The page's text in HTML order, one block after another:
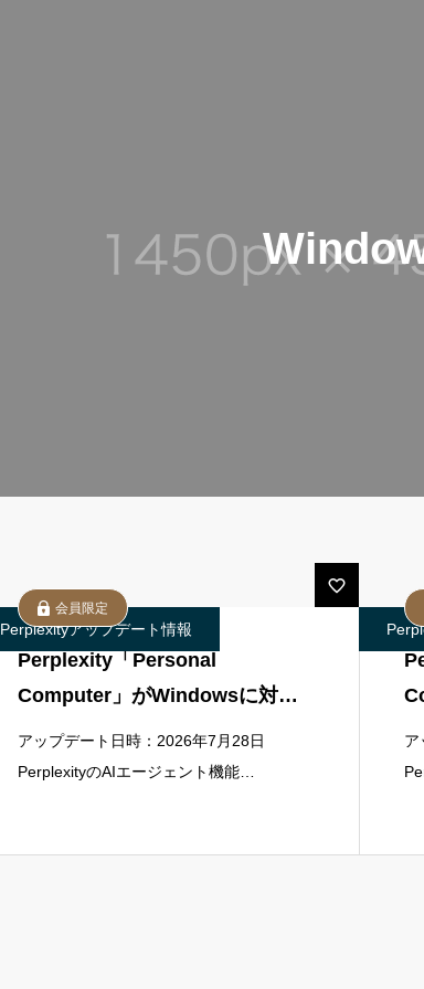
Perplexityアップデート情報
会員限定
Perplexity「Personal
Computer」がWindowsに対
応 PC内のファイルやMicrosoft
365をAIが横断して作業
アップデート日時：2026年7月28日
PerplexityのAIエージェント機能
ア